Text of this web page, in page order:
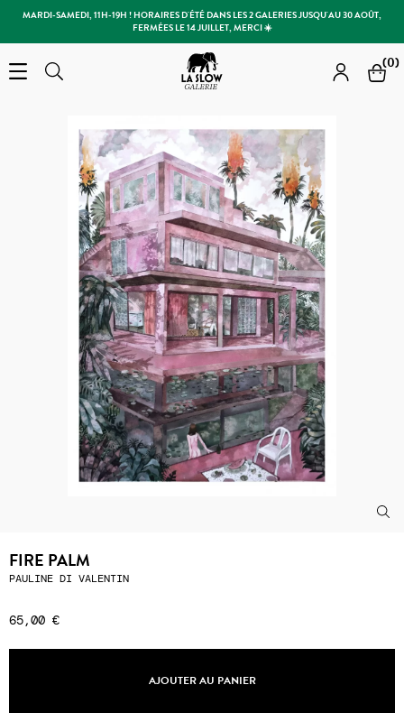
MARDI-SAMEDI, 11H-19H ! HORAIRES D'ÉTÉ DANS LES 2 GALERIES JUSQU'AU 30 AOÛT,
FERMÉES LE 14 JUILLET, MERCI ☀️
Open the menu
Rechercher Slow Galerie (0)
FIRE PALM
PAULINE DI VALENTIN
65,00 €
AJOUTER AU PANIER